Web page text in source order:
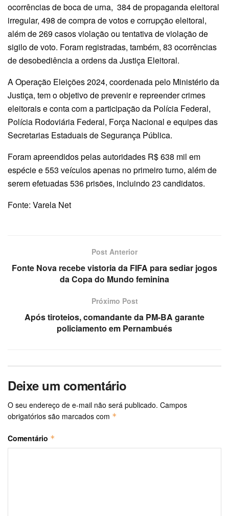
ocorrências de boca de urna, 384 de propaganda eleitoral
irregular, 498 de compra de votos e corrupção eleitoral,
além de 269 casos violação ou tentativa de violação de
sigilo de voto. Foram registradas, também, 83 ocorrências
de desobediência a ordens da Justiça Eleitoral.
A Operação Eleições 2024, coordenada pelo Ministério da
Justiça, tem o objetivo de prevenir e repreender crimes
eleitorais e conta com a participação da Polícia Federal,
Polícia Rodoviária Federal, Força Nacional e equipes das
Secretarias Estaduais de Segurança Pública.
Foram apreendidos pelas autoridades R$ 638 mil em
espécie e 553 veículos apenas no primeiro turno, além de
serem efetuadas 536 prisões, incluindo 23 candidatos.
Fonte: Varela Net
Post Anterior
Fonte Nova recebe vistoria da FIFA para sediar jogos
da Copa do Mundo feminina
Próximo Post
Após tiroteios, comandante da PM-BA garante
policiamento em Pernambués
Deixe um comentário
O seu endereço de e-mail não será publicado. Campos
obrigatórios são marcados com *
Comentário *